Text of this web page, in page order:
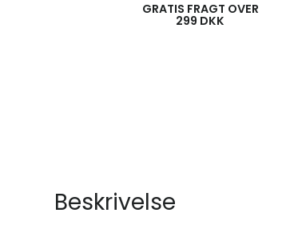
SP Connect Phone Case SPC+ Iphone 17
GRATIS FRAGT OVER
299 DKK
Beskrivelse